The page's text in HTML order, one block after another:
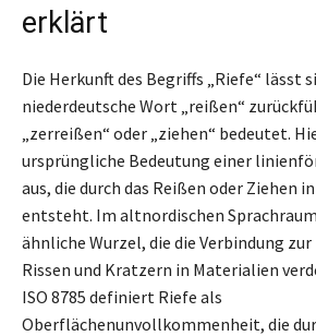
erklärt
Die Herkunft des Begriffs „Riefe“ lässt
niederdeutsche Wort „reißen“
„zerreißen“ oder „ziehen“ bedeutet.
ursprüngliche Bedeutung einer
aus, die durch das Reißen oder Ziehen
entsteht. Im altnordischen
ähnliche Wurzel, die die Verbindung
Rissen und Kratzern in Materialien
ISO 8785 definiert Riefe als
Oberflächenunvollkommenheit, die